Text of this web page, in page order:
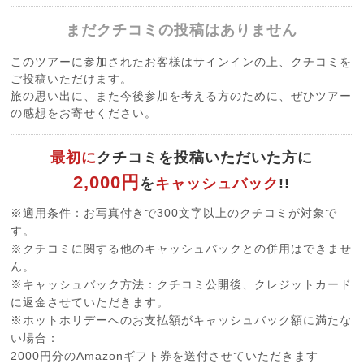
まだクチコミの投稿はありません
このツアーに参加されたお客様はサインインの上、クチコミを
ご投稿いただけます。
旅の思い出に、また今後参加を考える方のために、ぜひツアー
の感想をお寄せください。
最初にクチコミを投稿いただいた方に
2,000円 をキャッシュバック !!
※適用条件：お写真付きで300文字以上のクチコミが対象で
す。
※クチコミに関する他のキャッシュバックとの併用はできませ
ん。
※キャッシュバック方法：クチコミ公開後、クレジットカード
に返金させていただきます。
※ホットホリデーへのお支払額がキャッシュバック額に満たな
い場合：
2000円分のAmazonギフト券を送付させていただきます